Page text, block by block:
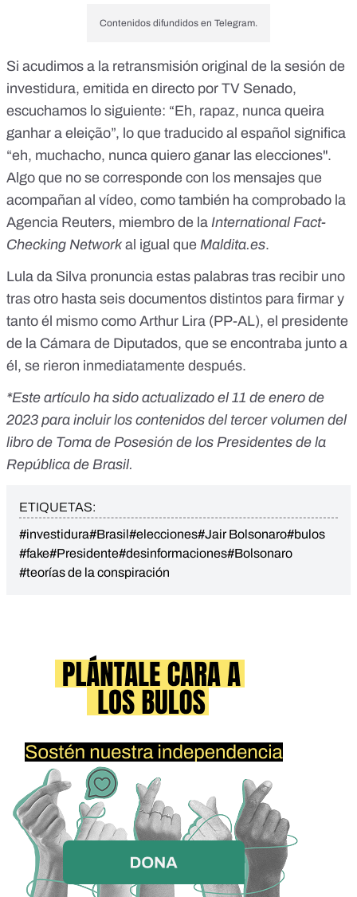
Contenidos difundidos en Telegram.
Si acudimos a la retransmisión original de la sesión de
investidura, emitida en directo por TV Senado,
escuchamos lo siguiente: “Eh, rapaz, nunca queira
ganhar a eleição”, lo que traducido al español significa
“eh, muchacho, nunca quiero ganar las elecciones".
Algo que no se corresponde con los mensajes que
acompañan al vídeo, como también ha comprobado la
Agencia Reuters, miembro de la International Fact-
Checking Networkal igual que Maldita.es.
Lula da Silva pronuncia estas palabras tras recibir uno
tras otro hasta seis documentos distintos para firmar y
tanto él mismo como Arthur Lira (PP-AL), el presidente
de la Cámara de Diputados, que se encontraba junto a
él, se rieron inmediatamente después.
*Este artículo ha sido actualizado el 11 de enero de
2023 para incluir los contenidos del tercer volumen del
libro de Toma de Posesión de los Presidentes de la
República de Brasil.
ETIQUETAS:
#investidura#Brasil#elecciones#Jair Bolsonaro#bulos
#fake#Presidente#desinformaciones#Bolsonaro
#teorías de la conspiración